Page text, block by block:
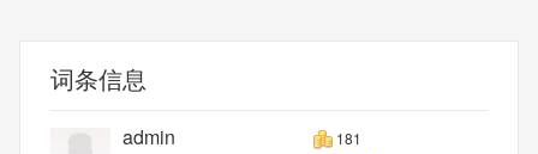
词条信息
admin 181